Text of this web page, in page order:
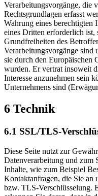
Verarbeitungsvorgänge, die
Rechtsgrundlagen erfasst
Wahrung eines berechtigten
eines Dritten erforderlich ist,
Grundfreiheiten des
Verarbeitungsvorgänge sind
sie durch den Europäischen
wurden. Er vertrat insoweit
Interesse anzunehmen sein
Unternehmens sind
6 Technik
6.1 SSL/TLS-
Diese Seite nutzt zur
Datenverarbeitung und zum
Inhalte, wie zum Beispiel
Kontaktanfragen, die Sie an
bzw. TLS-Verschlüsselung.